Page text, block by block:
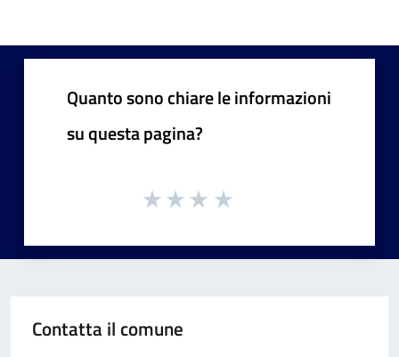
Quanto sono chiare le informazioni
su questa pagina?
Contatta il comune